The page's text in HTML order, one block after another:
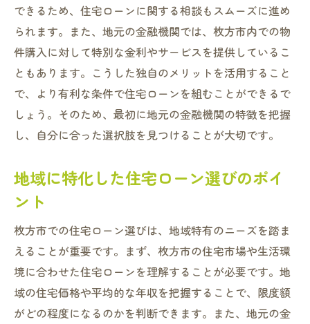
専門家のアドバイスを活用する
ローン契約後の見直しの重要性
地域サービスを利用して住宅ローン限度額を賢
く使おう
地域密着型サービスの利点
銀行の特別キャンペーンを利用する
地域コミュニティとの連携で得られるメリ
地元の情報を最大限に活かす方法
枚方市での夢の実現に向けた住宅ローンの戦略
ライフプランに合ったローンを選ぶ
長期的視点でのローン戦略の構築
できるため、住宅ローンに関する相談もスムーズに進め
られます。また、地元の金融機関では、枚方市内での物
件購入に対して特別な金利やサービスを提供しているこ
ともあります。こうした独自のメリットを活用すること
で、より有利な条件で住宅ローンを組むことができるで
しょう。そのため、最初に地元の金融機関の特徴を把握
し、自分に合った選択肢を見つけることが大切です。
地域に特化した住宅ローン選びのポイ
ント
枚方市での住宅ローン選びは、地域特有のニーズを踏ま
えることが重要です。まず、枚方市の住宅市場や生活環
境に合わせた住宅ローンを理解することが必要です。地
域の住宅価格や平均的な年収を把握することで、限度額
がどの程度になるのかを判断できます。また、地元の金